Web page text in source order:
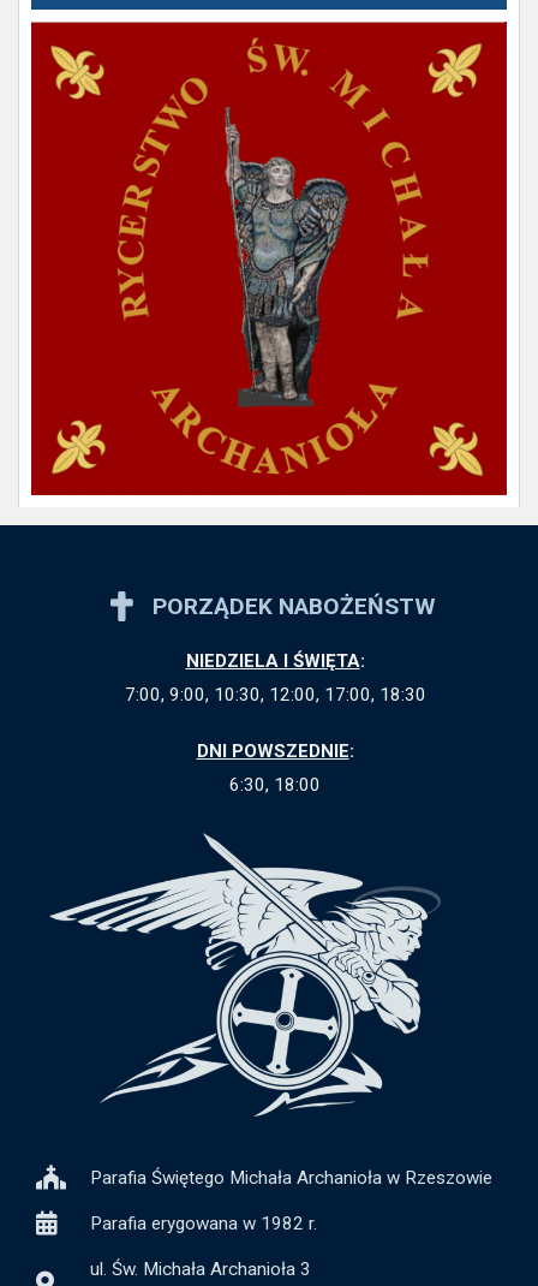
Parafia Świętego Michała Archanioła w Rzeszowie
Parafia erygowana w 1982 r.
ul. Św. Michała Archanioła 3
PORZĄDEK NABOŻEŃSTW
NIEDZIELA I ŚWIĘTA:
7:00, 9:00, 10:30, 12:00, 17:00, 18:30
DNI POWSZEDNIE:
6:30, 18:00